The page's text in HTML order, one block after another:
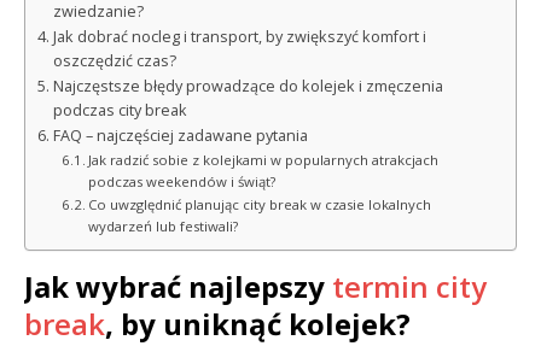
zwiedzanie?
Jak dobrać nocleg i transport, by zwiększyć komfort i
oszczędzić czas?
Najczęstsze błędy prowadzące do kolejek i zmęczenia
podczas city break
FAQ – najczęściej zadawane pytania
Jak radzić sobie z kolejkami w popularnych atrakcjach
podczas weekendów i świąt?
Co uwzględnić planując city break w czasie lokalnych
wydarzeń lub festiwali?
Jak wybrać najlepszy termin city
break, by uniknąć kolejek?